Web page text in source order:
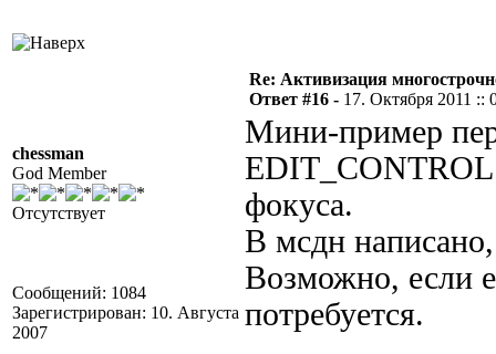
chessman
God Member
Отсутствует
Сообщений: 1084
Зарегистрирован: 10. Августа
2007
Re: Активизация
Ответ #16 - 17. Октября 2011 ::
Мини-пример
EDIT_CONTROL
фокуса.
В мсдн
Возможно, если
потребуется.